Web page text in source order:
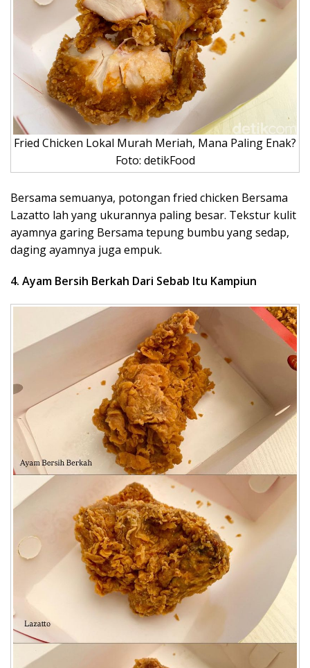
Fried Chicken Lokal Murah Meriah, Mana Paling Enak?
Foto: detikFood
Bersama semuanya, potongan fried chicken Bersama
Lazatto lah yang ukurannya paling besar. Tekstur kulit
ayamnya garing Bersama tepung bumbu yang sedap,
daging ayamnya juga empuk.
4. Ayam Bersih Berkah Dari Sebab Itu Kampiun